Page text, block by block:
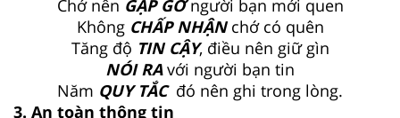
Chớ nên GẶP GỠngười bạn mới quen
Không CHẤP NHẬNchớ có quên
Tăng độ TIN CẬY, điều nên giữ gìn
NÓI RAvới người bạn tin
Năm QUY TẮCđó nên ghi trong lòng.
3. An toàn thông tin